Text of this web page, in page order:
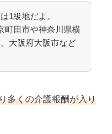
1級地だよ。
町田市や神奈川県横
大阪府大阪市など
多くの介護報酬が入り